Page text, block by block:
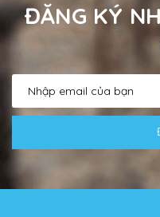
ĐĂNG KÝ